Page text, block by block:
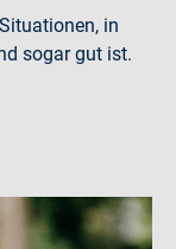
in
sogar gut ist.